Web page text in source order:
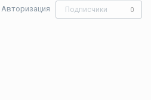
Авторизация Подписчики 0